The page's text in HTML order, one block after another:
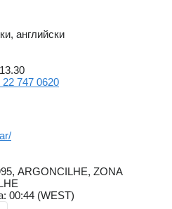
английски
22 747 0620
ARGONCILHE, ZONA
00:44 (WEST)